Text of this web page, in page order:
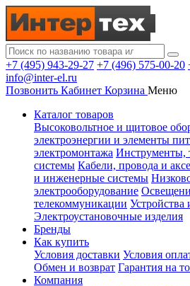
+7 (495) 943-29-27 +7 (496) 575-00-20
info@inter-el.ru
Позвонить Кабинет Корзина Меню
Каталог товаров
Высоковольтное и щитовое
электроэнергии и элементы
электромонтажа Инструменты,
системы Кабели, провода и
и инженерные системы
электрооборудование
телекоммуникации Устройства
Электроустановочные изделия
Бренды
Как купить
Условия доставки Условия
Обмен и возврат Гарантия на
Компания